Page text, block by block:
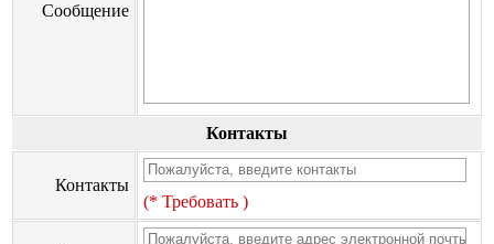
Сообщение
Контакты
Контакты
(* Требовать )